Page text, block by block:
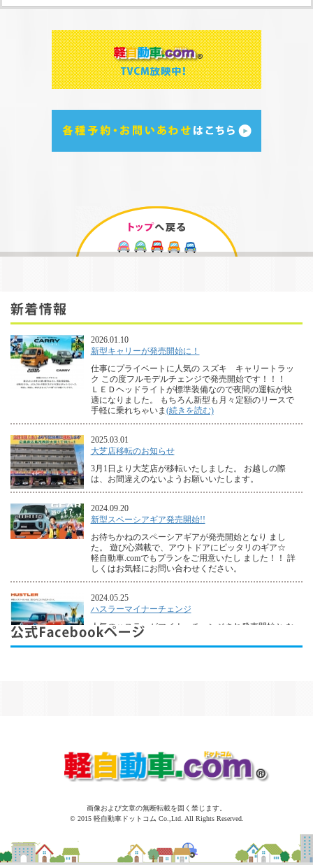
2026.01.10
新型キャリーが発売開始に！
仕事にプライベートに人気の スズキ キャリートラッ
ク この度フルモデルチェンジで発売開始です！！！
ＬＥＤヘッドライトが標準装備なので夜間の運転が快
適になりました。 もちろん新型も月々定額のリースで
手軽に乗れちゃいま (続きを読む)
2025.03.01
大芝店移転のお知らせ
3月1日より大芝店が移転いたしました。 お越しの際
は、お間違えのないようお願いいたします。
2024.09.20
新型スペーシアギア発売開始!!
お待ちかねのスペーシアギアが発売開始となり まし
た。 遊び心満載で、アウトドアにピッタリのギア☆
軽自動車.comでもプランをご用意いたし ました！！ 詳
しくはお気軽にお問い合わせください。
2024.05.25
ハスラーマイナーチェンジ
人気のハスラーがマイナーチェンジされ発売開始と な
りました。 もちろん軽自動車.comでプランをご用意し
て おります！！ 詳しくはお気軽にお問い合わせくだ
室内空間、 安全機能など、スペ(続きを読む)
画像および文章の無断転載を固く禁じます。
© 2015 軽自動車ドットコム Co.,Ltd. All Rights Reserved.